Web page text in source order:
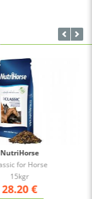
NutriHorse
Herbs
12.5kgr
39.10€